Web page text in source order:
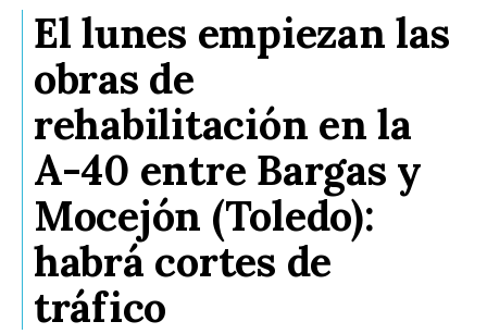
El lunes empiezan las
obras de
rehabilitación en la
A-40 entre Bargas y
Mocejón (Toledo):
habrá cortes de
tráfico